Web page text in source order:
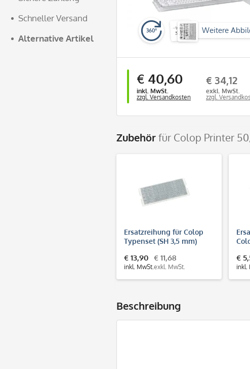
Schneller Versand
Alternative Artikel
360° Weitere
€ 40,60
inkl. MwSt.
zzgl. Versandkosten
€ 34,12
exkl. MwSt.
zzgl.
Zubehörfür Colop Printer
Ersatzreihung für Colop
Typenset (SH 3,5 mm)
€ 13,90
inkl. MwSt.
€ 11,68
exkl. MwSt.
€
inkl.
Beschreibung